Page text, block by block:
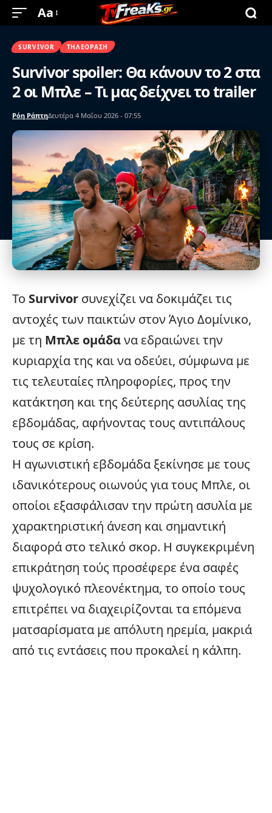
Aa
SURVIVOR ΤΗΛΕΌΡΑΣΗ
Survivor spoiler: Θα κάνουν το 2 στα
2 οι Μπλε – Τι μας δείχνει το trailer
Ρόη ΡάπτηΔευτέρα 4 Μαΐου 2026 - 07:55
Το Survivor συνεχίζει να δοκιμάζει τις
αντοχές των παικτών στον Άγιο Δομίνικο,
με τη Μπλε ομάδανα εδραιώνει την
κυριαρχία της και να οδεύει, σύμφωνα με
τις τελευταίες πληροφορίες, προς την
κατάκτηση και της δεύτερης ασυλίας της
εβδομάδας, αφήνοντας τους αντιπάλους
τους σε κρίση.
Η αγωνιστική εβδομάδα ξεκίνησε με τους
ιδανικότερους οιωνούς για τους Μπλε, οι
οποίοι εξασφάλισαν την πρώτη ασυλία με
χαρακτηριστική άνεση και σημαντική
διαφορά στο τελικό σκορ. Η συγκεκριμένη
επικράτηση τούς προσέφερε ένα σαφές
ψυχολογικό πλεονέκτημα, το οποίο τους
επιτρέπει να διαχειρίζονται τα επόμενα
ματσαρίσματα με απόλυτη ηρεμία, μακριά
από τις εντάσεις που προκαλεί η κάλπη.